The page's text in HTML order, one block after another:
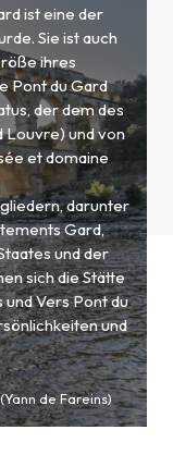
ist eine der
Sie ist auch
ihres
Pont du Gard
der dem des
Louvre) und von
et domaine
darunter
Gard,
und der
sich die Stätte
Vers Pont du
und
de Fareins)